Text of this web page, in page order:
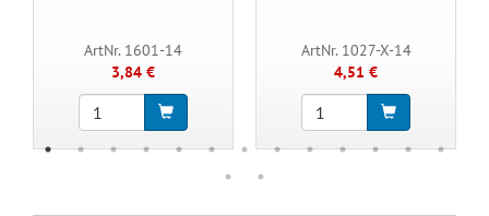
ArtNr. 1601-14
3,84 €
ArtNr. 1027-X-14
4,51 €